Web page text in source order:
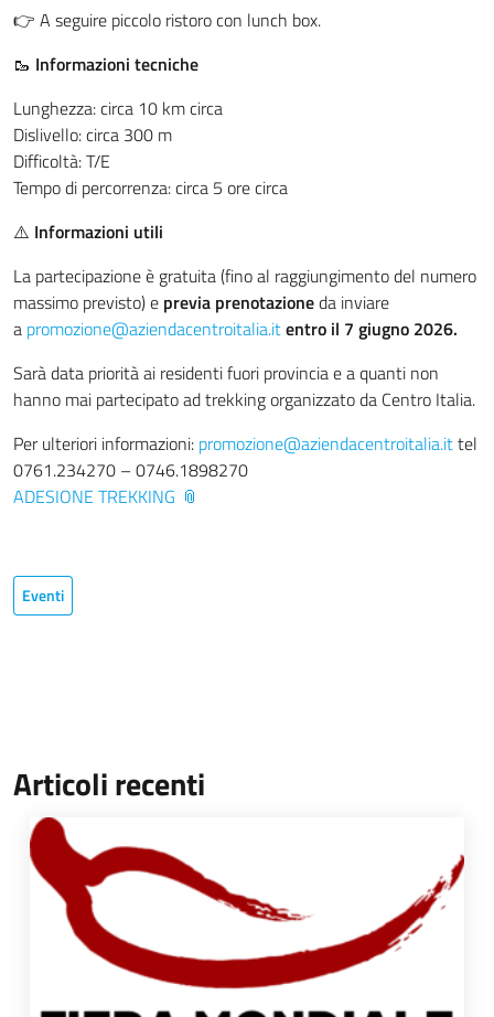
👉 A seguire piccolo ristoro con lunch box.
🥾 Informazioni tecniche
Lunghezza: circa 10 km circa
Dislivello: circa 300 m
Difficoltà: T/E
Tempo di percorrenza: circa 5 ore circa
⚠️ Informazioni utili
La partecipazione è gratuita (fino al raggiungimento del numero
massimo previsto) e previa prenotazioneda inviare
a promozione@aziendacentroitalia.itentro il 7 giugno 2026.
Sarà data priorità ai residenti fuori provincia e a quanti non
hanno mai partecipato ad trekking organizzato da Centro Italia.
Per ulteriori informazioni: promozione@aziendacentroitalia.ittel
0761.234270 – 0746.1898270
ADESIONE TREKKING
Eventi
Articoli recenti